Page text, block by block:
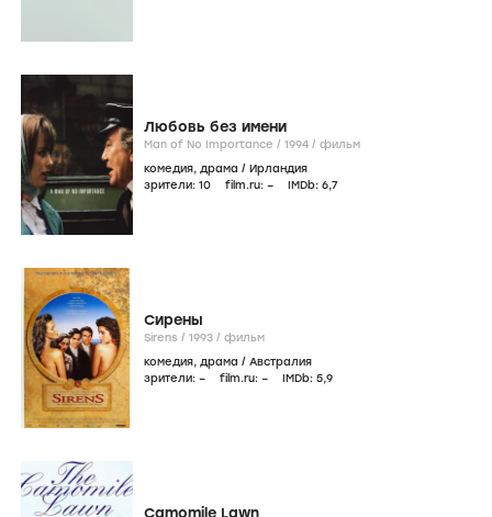
Любовь без имени
Man of No Importance / 1994 / фильм
комедия, драма / Ирландия
зрители: 10 film.ru: – IMDb: 6,7
Сирены
Sirens / 1993 / фильм
комедия, драма / Австралия
зрители: – film.ru: – IMDb: 5,9
Camomile Lawn